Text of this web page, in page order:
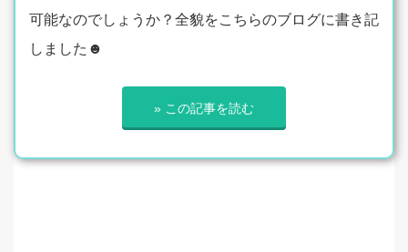
可能なのでしょうか？全貌をこちらのブログに書き記
しました☻
» この記事を読む